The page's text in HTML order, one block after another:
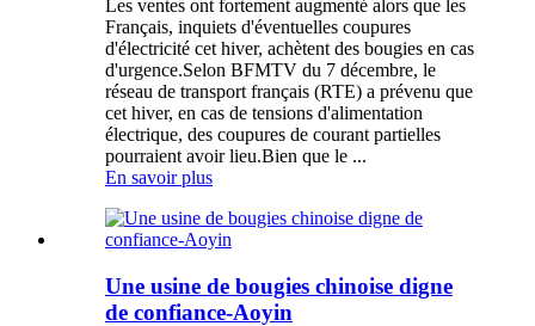
Les ventes ont fortement augmenté alors que les
Français, inquiets d'éventuelles coupures
d'électricité cet hiver, achètent des bougies en cas
d'urgence.Selon BFMTV du 7 décembre, le
réseau de transport français (RTE) a prévenu que
cet hiver, en cas de tensions d'alimentation
électrique, des coupures de courant partielles
pourraient avoir lieu.Bien que le ...
En savoir plus
Une usine de bougies chinoise digne
de confiance-Aoyin